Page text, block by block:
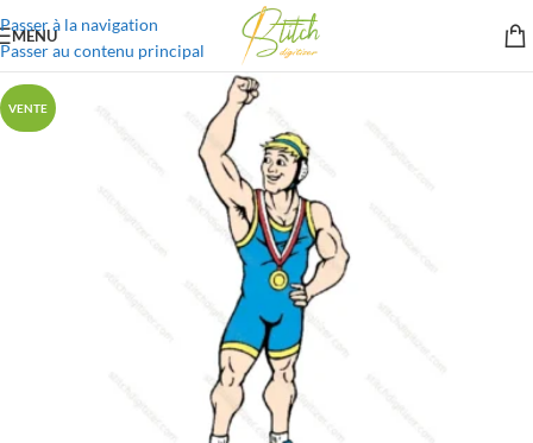
Passer à la navigation
Passer au contenu principal
MENU
VENTE